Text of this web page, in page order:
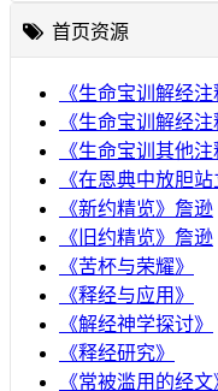
首页资源
《生命宝训解经
《生命宝训解经
《生命宝训其他
《在恩典中放胆
《新约精览》詹逊
《旧约精览》詹逊
《苦杯与荣耀》
《释经与应用》
《解经神学探讨》
《释经研究》
《常被滥用的经文